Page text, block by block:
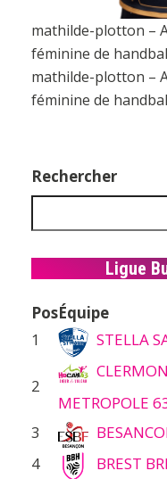
mathilde-plotton –
féminine de
mathilde-plotton –
féminine de
Rechercher
Ligue
PosÉquipe
1
STELLA
2
METROPOLE
3
4
BREST